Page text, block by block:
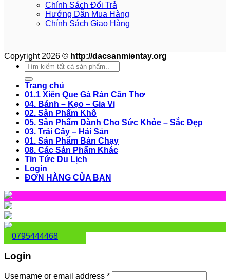
Chính Sách Đổi Trả
Hướng Dẫn Mua Hàng
Chính Sách Giao Hàng
Copyright 2026 © http://dacsanmientay.org
Search
for:
Trang chủ
01.1 Xiên Que Gà Rán Cần Thơ
04. Bánh – Kẹo – Gia Vị
02. Sản Phẩm Khô
05. Sản Phẩm Dành Cho Sức Khỏe – Sắc Đẹp
03. Trái Cây – Hải Sản
01. Sản Phẩm Bán Chạy
08. Các Sản Phẩm Khác
Tin Tức Du Lịch
Login
ĐƠN HÀNG CỦA BẠN
0795444468
Login
Username or email address *